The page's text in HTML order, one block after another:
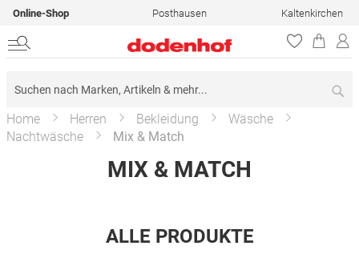
Online-Shop Posthausen Kaltenkirchen
Home Herren Bekleidung
Wäsche
Nachtwäsche
Mix & Match
MIX & MATCH
ALLE PRODUKTE